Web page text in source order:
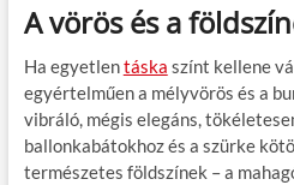
A vörös és a
Ha egyetlentáska színt kellene
egyértelműen a mélyvörös és a
vibráló, mégis elegáns,
ballonkabátokhoz és a szürke
természetes földszínek – a